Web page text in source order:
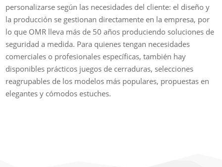
personalizarse según las necesidades del cliente: el diseño y
la producción se gestionan directamente en la empresa, por
lo que OMR lleva más de 50 años produciendo soluciones de
seguridad a medida. Para quienes tengan necesidades
comerciales o profesionales específicas, también hay
disponibles prácticos juegos de cerraduras, selecciones
reagrupables de los modelos más populares, propuestas en
elegantes y cómodos estuches.